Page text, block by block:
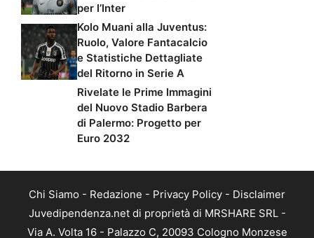
per l’Inter
Kolo Muani alla Juventus:
Ruolo, Valore Fantacalcio
e Statistiche Dettagliate
del Ritorno in Serie A
Rivelate le Prime Immagini
del Nuovo Stadio Barbera
di Palermo: Progetto per
Euro 2032
Chi Siamo - Redazione - Privacy Policy - Disclaimer
Juvedipendenza.net di proprietà di MRSHARE SRL -
Via A. Volta 16 - Palazzo C, 20093 Cologno Monzese